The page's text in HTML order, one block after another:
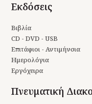
Εκδόσεις
Βιβλία
CD - DVD - USB
Επιτάφιοι - Αντιμήνσια
Ημερολόγια
Εργόχειρα
Πνευματική